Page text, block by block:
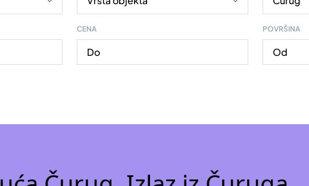
CENA POVRŠINA